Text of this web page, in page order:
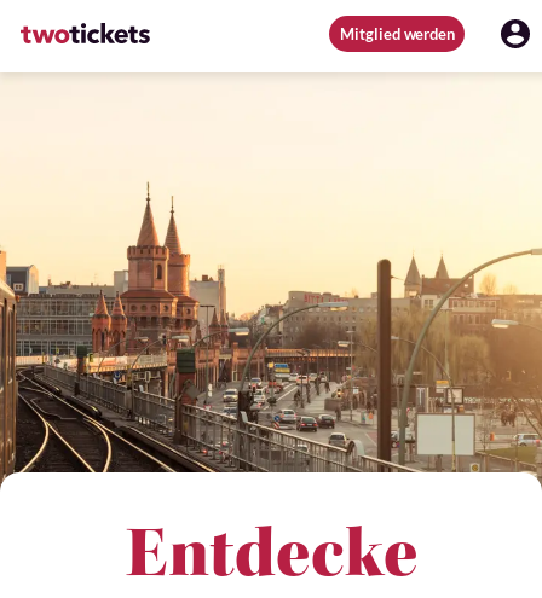
Mitglied werden
Entdecke